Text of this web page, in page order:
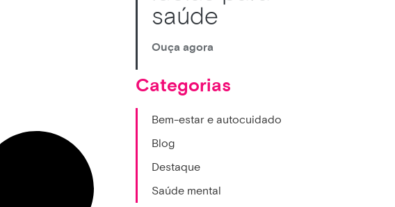
saúde
Ouça agora
Categorias
Bem-estar e autocuidado
Blog
Destaque
Saúde mental